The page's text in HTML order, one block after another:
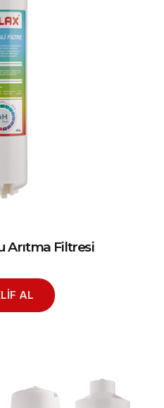
Arıtma Filtresi
AL